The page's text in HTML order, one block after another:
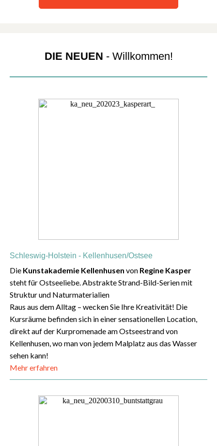
DIE NEUEN - Willkommen!
Schleswig-Holstein - Kellenhusen/Ostsee
Die Kunstakademie Kellenhusen von Regine Kasper
steht für Ostseeliebe. Abstrakte Strand-Bild-Serien mit
Struktur und Naturmaterialien⁠
Raus aus dem Alltag – wecken Sie Ihre Kreativität!⁠ Die
Kursräume befinden sich in einer sensationellen Location,
direkt auf der Kurpromenade am Ostseestrand von
Kellenhusen, wo man von jedem Malplatz aus das Wasser
sehen kann!
Mehr erfahren